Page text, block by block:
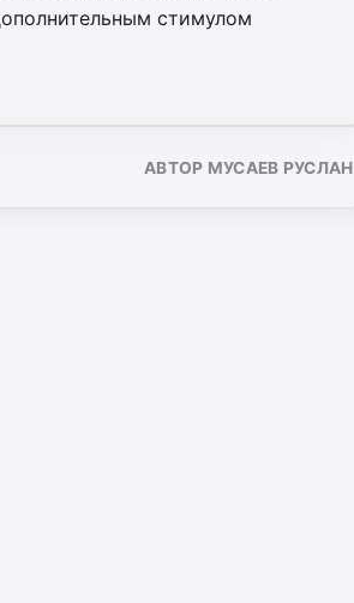
стимулом
АВТОР МУСАЕВ РУСЛАН